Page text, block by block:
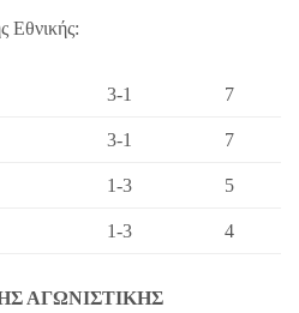
Εθνικής:
3-1 7
3-1 7
1-3 5
1-3 4
ΑΓΩΝΙΣΤΙΚΗΣ